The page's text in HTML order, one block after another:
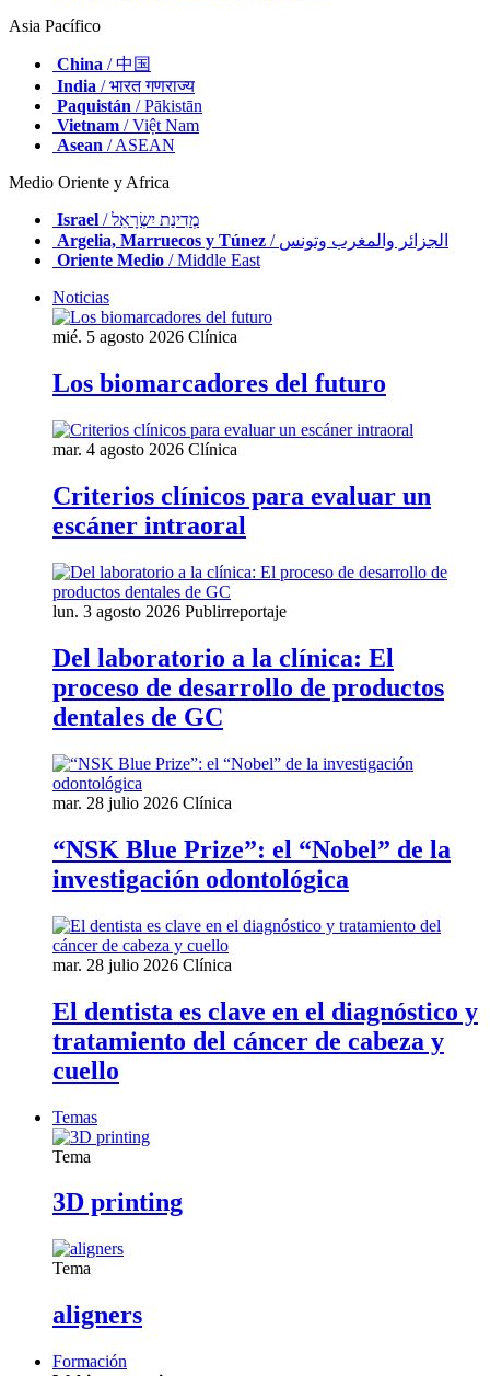
Asia Pacífico
China / 中国
India / भारत गणराज्य
Paquistán / Pākistān
Vietnam / Việt Nam
Asean / ASEAN
Medio Oriente y Africa
Israel
/ מְדִינַת יִשְׂרָאֵל
Argelia, Marruecos y Túnez
/ الجزائر والمغرب وتونس
Oriente Medio / Middle East
Noticias
mié. 5 agosto 2026 Clínica
Los biomarcadores del futuro
mar. 4 agosto 2026 Clínica
Criterios clínicos para evaluar un
escáner intraoral
lun. 3 agosto 2026 Publirreportaje
Del laboratorio a la clínica: El
proceso de desarrollo de productos
dentales de GC
mar. 28 julio 2026 Clínica
“NSK Blue Prize”: el “Nobel” de la
investigación odontológica
mar. 28 julio 2026 Clínica
El dentista es clave en el diagnóstico y
tratamiento del cáncer de cabeza y
cuello
Temas
Tema
3D printing
Tema
aligners
Formación